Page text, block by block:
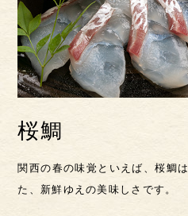
桜鯛
関西の春の味覚といえば、桜鯛
た、新鮮ゆえの美味しさです。